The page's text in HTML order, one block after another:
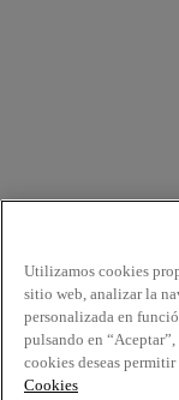
Utilizamos cookies
sitio web, analizar la
personalizada en
pulsando en
cookies deseas
Cookies